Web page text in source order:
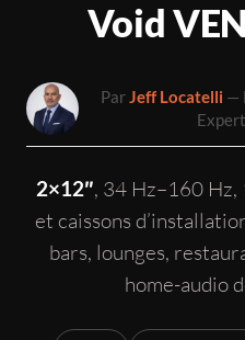
Void
ParJeff Locatelli—
2×12″, 34 Hz–160
et caissons
bars, lounges,
home-audio